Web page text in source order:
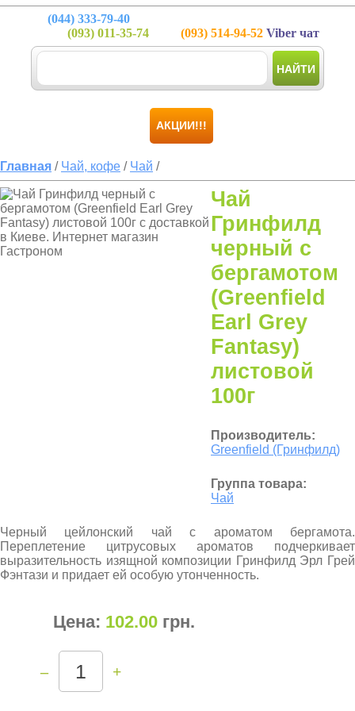
(044) 333-79-40
(093) 011-35-74 (093) 514-94-52 Viber чат
НАЙТИ
АКЦИИ!!!
Главная / Чай, кофе / Чай /
Чай
Гринфилд
черный с
бергамотом
(Greenfield
Earl Grey
Fantasy)
листовой
100г
Производитель:
Greenfield (Гринфилд)
Группа товара:
Чай
Черный цейлонский чай с ароматом бергамота.
Переплетение цитрусовых ароматов подчеркивает
выразительность изящной композиции Гринфилд Эрл Грей
Фэнтази и придает ей особую утонченность.
Цена: 102.00 грн.
– +